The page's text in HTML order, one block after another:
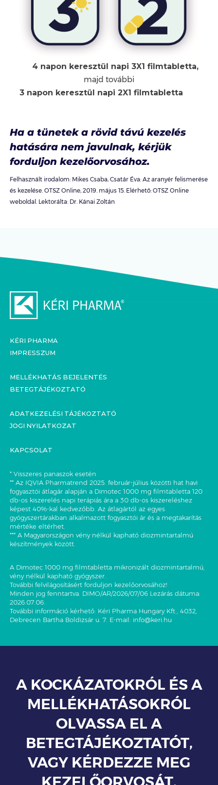
4 napon keresztül napi 3X1 filmtabletta,
majd további
3 napon keresztül napi 2X1 filmtabletta
Ha a tünetek a rövid távú kezelés
hatására nem javulnak, kérjük
forduljon kezelőorvosához.
Felhasznált irodalom: Mikes Csaba, Csatár Éva: Az aranyér felismerése
és kezelése. OTSZ Online, 2019. május 15. Elérhető: OTSZ Online
weboldal. Lektorálta: Dr. Kánai Zoltán
KÉRI PHARMA
IMPRESSZUM
MELLÉKHATÁS BEJELENTÉS
BETEGTÁJÉKOZTATÓ
ADATKEZELÉSI TÁJÉKOZTATÓ
JOGI NYILATKOZAT
KAPCSOLAT
* Visszeres panaszok esetén
** Az IQVIA Pharmatrend 2025. február-július közötti hat havi
fogyasztói átlagár alapján a Dimotec 1000 mg filmtabletta 120
db-os kiszerelés napi terápiás ára a 30 db-os kiszereléshez
képest 40%-kal kedvezőbb. Az átlagártól az egyes
gyógyszertárakban alkalmazott fogyasztói ár és a megtakarítás
mértéke eltérhet.
*** A Magyarországon vény nélkül kapható diozmintartalmú
készítmények között.
A Dimotec 1000 mg filmtabletta mikronizált diozmintartalmú,
vény nélkül kapható gyógyszer.
További felvilágosításért forduljon kezelőorvosához!
Minden jog fenntartva. DIMO/AR/2026/07/06 Lezárás dátuma:
2026.07.06.
További információ kérhető: Kéri Pharma Hungary Kft., 4032,
Debrecen Bartha Boldizsár u. 7. E-mail: info@keri.hu
A KOCKÁZATOKRÓL ÉS A
MELLÉKHATÁSOKRÓL
OLVASSA EL A
BETEGTÁJÉKOZTATÓT,
VAGY KÉRDEZZE MEG